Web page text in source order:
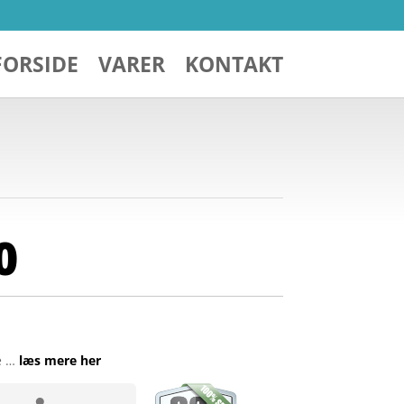
VARER KONTAKT
… læs mere her